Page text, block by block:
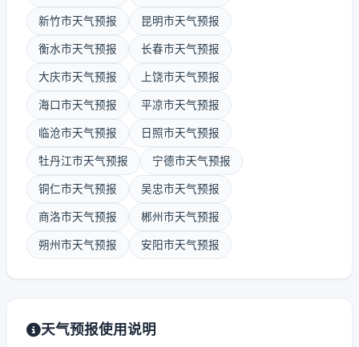
新竹市天气预报 昆明市天气预报
衡水市天气预报 长春市天气预报
大庆市天气预报 上饶市天气预报
海口市天气预报 平凉市天气预报
临沧市天气预报 日照市天气预报
牡丹江市天气预报 宁德市天气预报
铜仁市天气预报 吴忠市天气预报
商洛市天气预报 郴州市天气预报
朔州市天气预报 安阳市天气预报
天气预报使用说明